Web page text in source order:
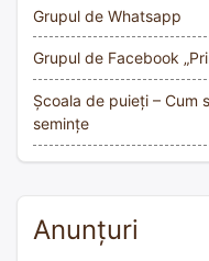
Grupul de Whatsapp
Grupul de Facebook
Școala de puieți – Cum
semințe
Anunțuri